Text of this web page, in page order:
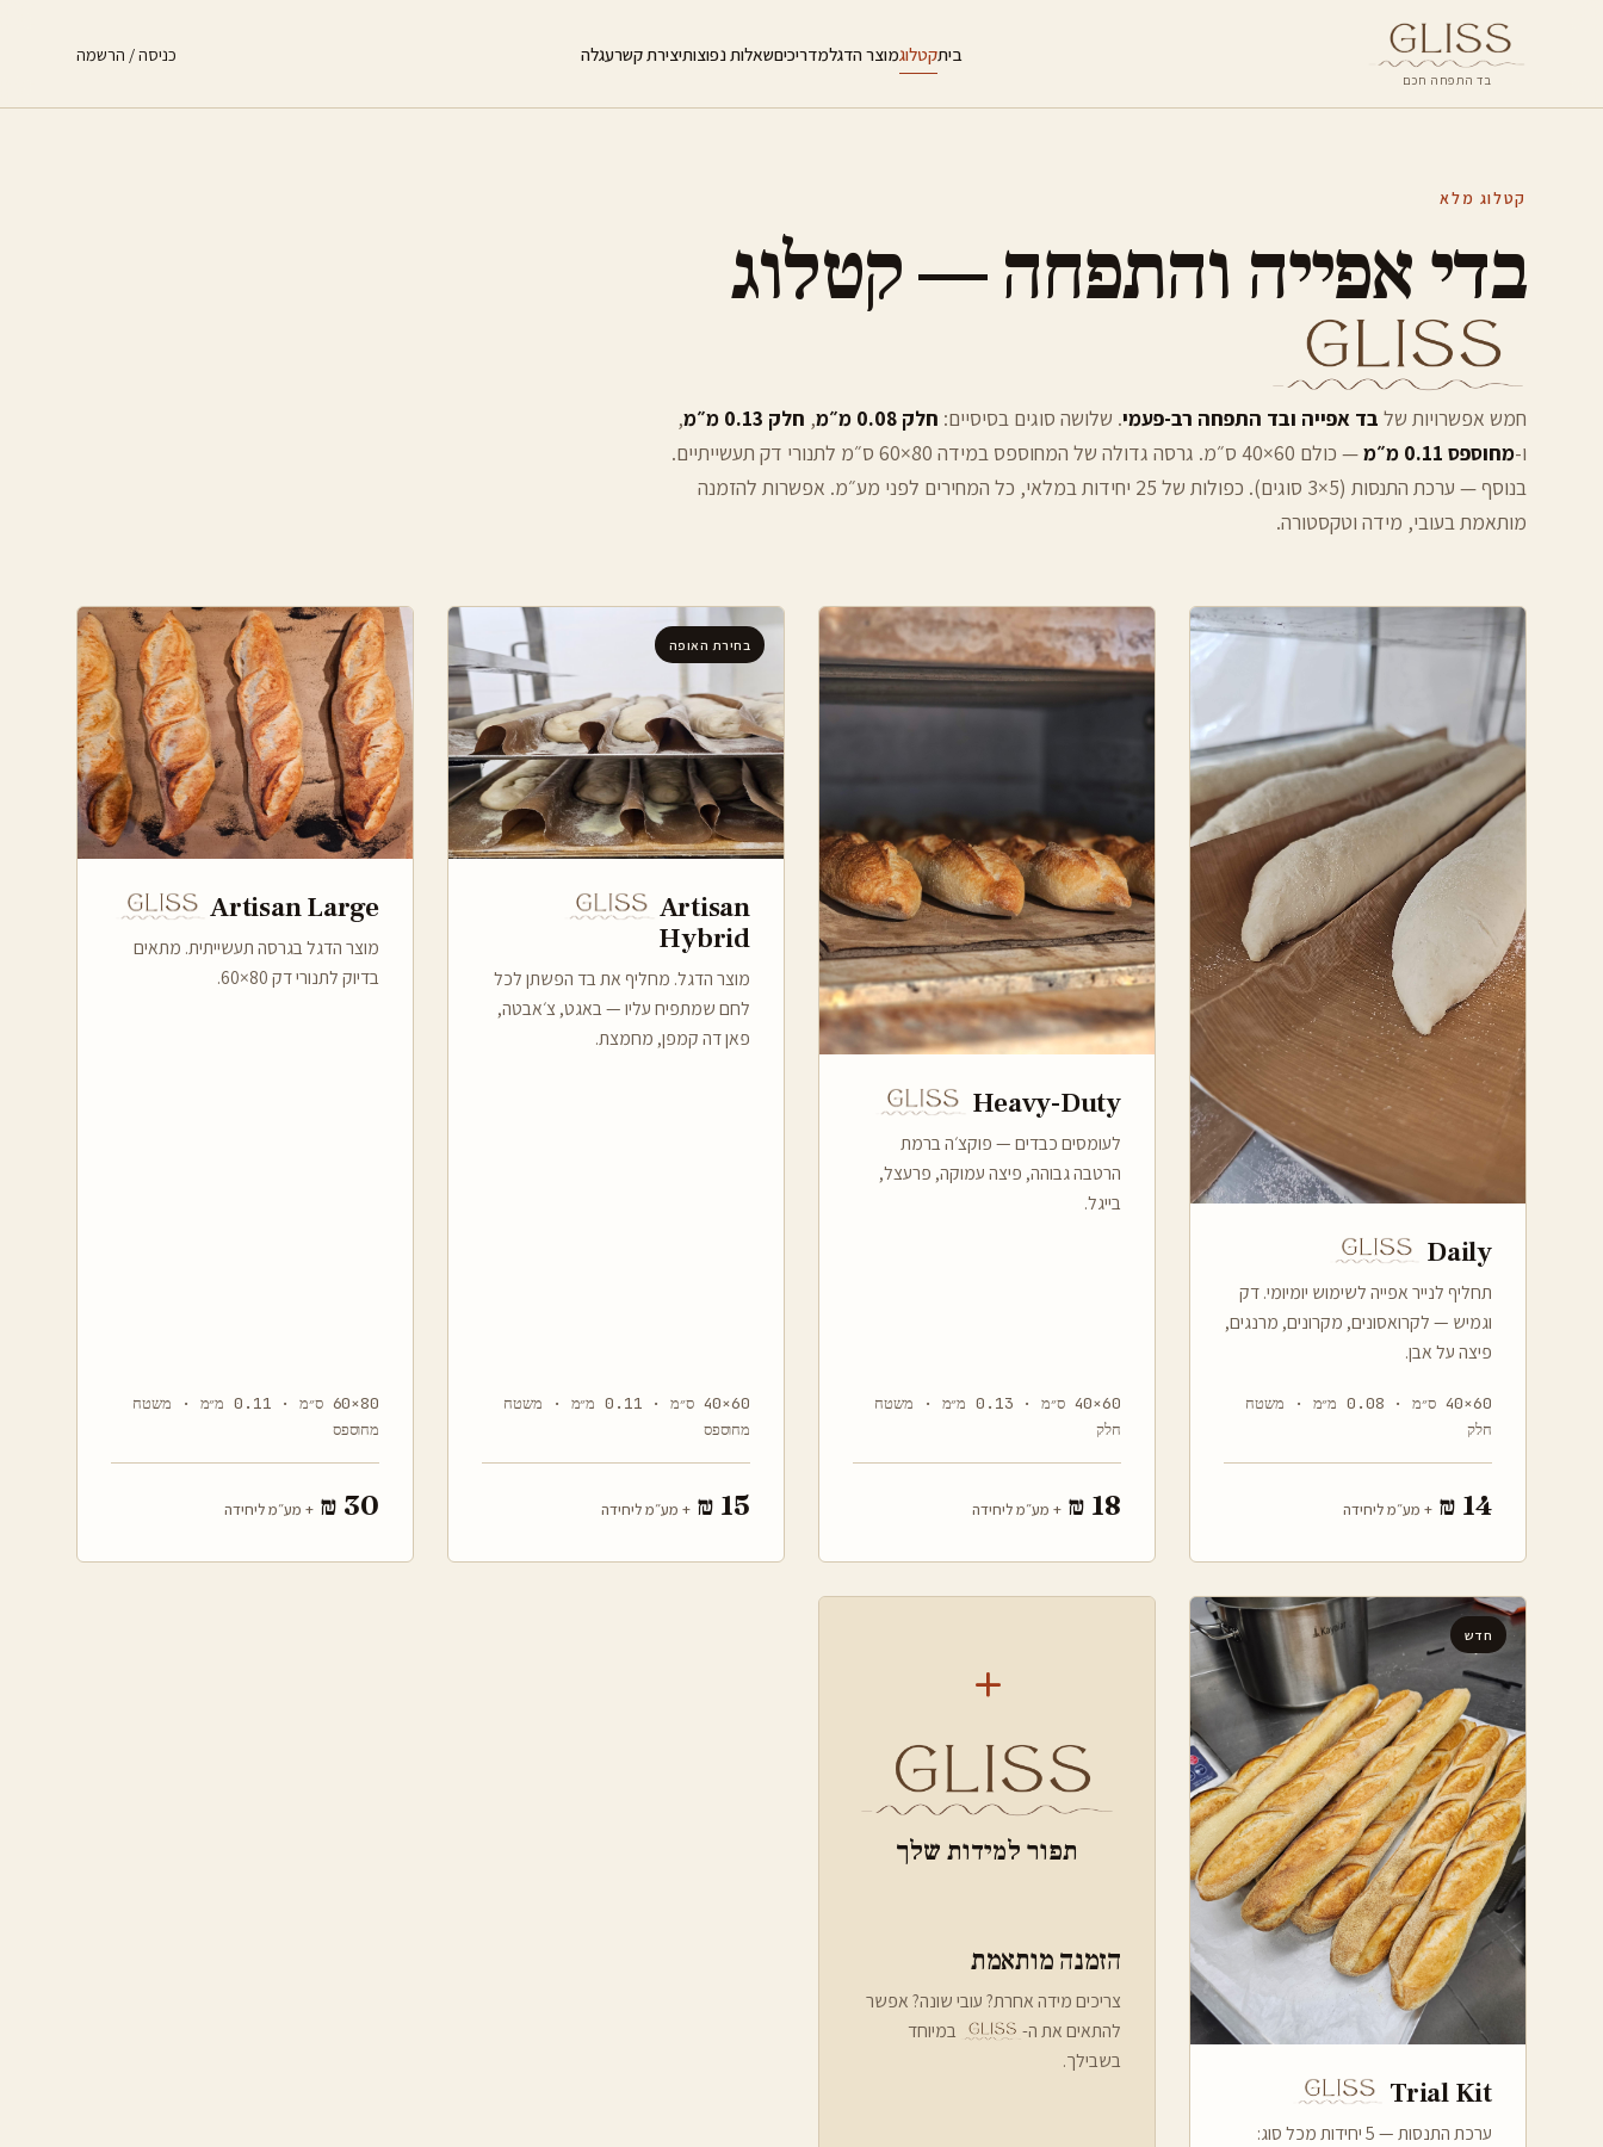
בד התפחה חכם
ביתקטלוגמוצר הדגלמדריכיםשאלות נפוצותיצירת קשרעגלה כניסה / הרשמה
קטלוג מלא
בדי אפייה והתפחה — קטלוג
חמש אפשרויות של בד אפייה ובד התפחה רב-פעמי. שלושה סוגים בסיסיים: חלק 0.08 מ״מ , חלק 0.13 מ״מ
,
ו-מחוספס 0.11 מ״מ
— כולם 60×40 ס״מ. גרסה גדולה של המחוספס במידה 80×60 ס״מ לתנורי דק תעשייתיים.
בנוסף — ערכת התנסות (5×3 סוגים). כפולות של 25 יחידות במלאי, כל המחירים לפני מע״מ. אפשרות להזמנה
מותאמת בעובי, מידה וטקסטורה.
Daily
תחליף לנייר אפייה לשימוש יומיומי. דק
וגמיש — לקרואסונים, מקרונים, מרנגים,
פיצה על אבן.
60×40 ס״מ · 0.08 מ״מ · משטח
חלק
14 ₪ + מע״מ ליחידה
Heavy-Duty
לעומסים כבדים — פוקצ׳ה ברמת
הרטבה גבוהה, פיצה עמוקה, פרעצל,
בייגל.
60×40 ס״מ · 0.13 מ״מ · משטח
חלק
18 ₪ + מע״מ ליחידה
בחירת האופה
Artisan
Hybrid
מוצר הדגל. מחליף את בד הפשתן לכל
לחם שמתפיח עליו — באגט, צ׳אבטה,
פאן דה קמפן, מחמצת.
60×40 ס״מ · 0.11 מ״מ · משטח
מחוספס
15 ₪ + מע״מ ליחידה
Artisan Large
מוצר הדגל בגרסה תעשייתית. מתאים
בדיוק לתנורי דק 80×60.
80×60 ס״מ · 0.11 מ״מ · משטח
מחוספס
30 ₪ + מע״מ ליחידה
חדש
Trial Kit
ערכת התנסות — 5 יחידות מכל סוג:
+
תפור למידות שלך
הזמנה מותאמת
צריכים מידה אחרת? עובי שונה? אפשר
להתאים את ה-
במיוחד
בשבילך.